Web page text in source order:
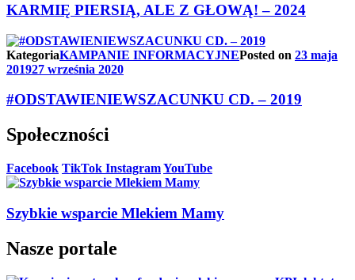
KARMIĘ PIERSIĄ, ALE Z GŁOWĄ! – 2024
KategoriaKAMPANIE INFORMACYJNEPosted on 23 maja
201927 września 2020
#ODSTAWIENIEWSZACUNKU CD. – 2019
Społeczności
Facebook TikTok InstagramYouTube
Szybkie wsparcie Mlekiem Mamy
Nasze portale